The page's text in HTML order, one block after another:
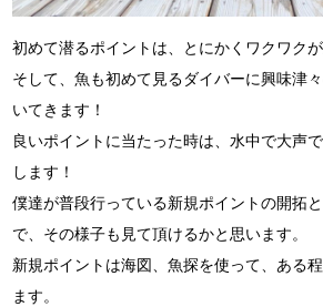
初めて潜るポイントは、とにかくワクワクが
そして、魚も初めて見るダイバーに興味津
いてきます！
良いポイントに当たった時は、水中で大声
します！
僕達が普段行っている新規ポイントの開拓
で、その様子も見て頂けるかと思います。
新規ポイントは海図、魚探を使って、ある
ます。